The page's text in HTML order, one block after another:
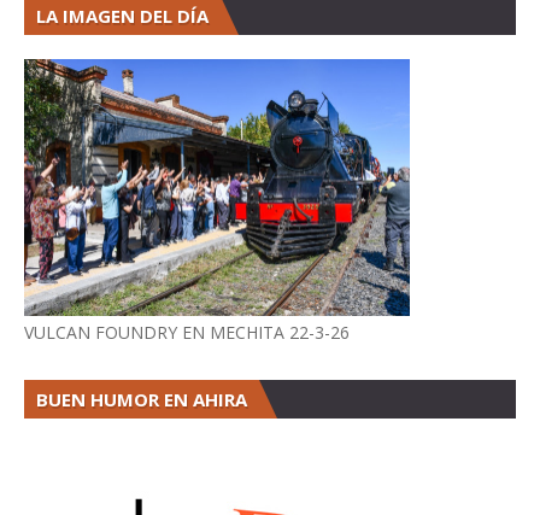
LA IMAGEN DEL DÍA
VULCAN FOUNDRY EN MECHITA 22-3-26
BUEN HUMOR EN AHIRA